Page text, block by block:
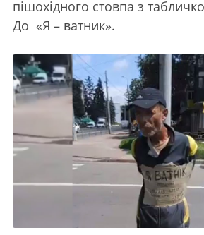
пішохідного стовпа з
До «Я – ватник».